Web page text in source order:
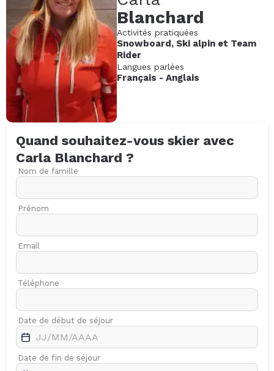
Blanchard
Activités pratiquées
Snowboard,Ski alpin et Team
Rider
Langues parlées
Français -Anglais
Quand souhaitez-vous skier avec
Carla Blanchard ?
Nom de famille
Prénom
Email
Téléphone
Date de début de séjour
Date de fin de séjour